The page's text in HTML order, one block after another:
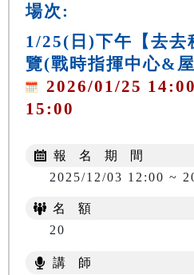
場次:
1/25(日)下午【去去
覽(戰時指揮中心&
2026/01/25
15:00
報 名 期 間
2025/12/03 12:00 ~
名 額
20
講 師